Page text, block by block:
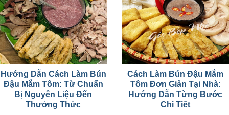
Hướng Dẫn Cách Làm Bún
Đậu Mắm Tôm: Từ Chuẩn
Bị Nguyên Liệu Đến
Thưởng Thức
Cách Làm Bún Đậu Mắm
Tôm Đơn Giản Tại Nhà:
Hướng Dẫn Từng Bước
Chi Tiết